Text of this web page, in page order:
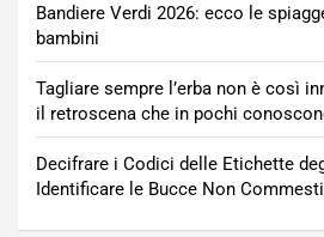
Bandiere Verdi 2026: ecco le
bambini
Tagliare sempre l’erba non è così
il retroscena che in pochi
Decifrare i Codici delle Etichette
Identificare le Bucce Non